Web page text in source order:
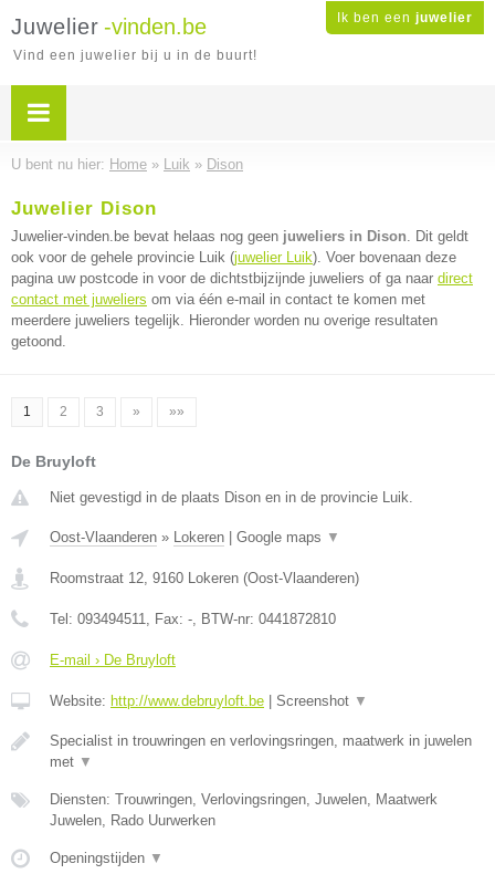
Ik ben een juwelier
Juwelier -vinden.be
Vind een juwelier bij u in de buurt!
U bent nu hier: Home » Luik » Dison
Juwelier Dison
Juwelier-vinden.be bevat helaas nog geen juweliers in Dison. Dit geldt
ook voor de gehele provincie Luik (juwelier Luik). Voer bovenaan deze
pagina uw postcode in voor de dichtstbijzijnde juweliers of ga naar direct
contact met juweliers om via één e-mail in contact te komen met
meerdere juweliers tegelijk. Hieronder worden nu overige resultaten
getoond.
1 2 3 » »»
De Bruyloft
Niet gevestigd in de plaats Dison en in de provincie Luik.
Oost-Vlaanderen » Lokeren Google maps ▼
Roomstraat 12, 9160 Lokeren (Oost-Vlaanderen)
Tel: 093494511, Fax: -, BTW-nr: 0441872810
E-mail › De Bruyloft
Website: http://www.debruyloft.be Screenshot ▼
Specialist in trouwringen en verlovingsringen, maatwerk in juwelen
met ▼
Diensten: Trouwringen, Verlovingsringen, Juwelen, Maatwerk
Juwelen, Rado Uurwerken
Openingstijden ▼